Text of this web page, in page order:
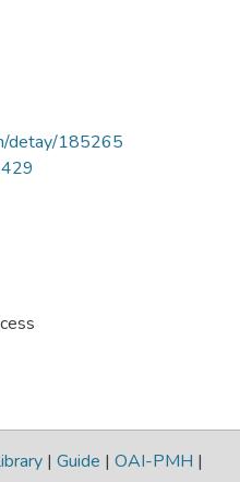
detay/185265
| Guide | OAI-PMH |